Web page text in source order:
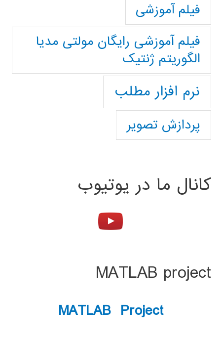
فیلم آموزشی
فیلم آموزشی رایگان مولتی مدیا
الگوریتم ژنتیک
نرم افزار مطلب
پردازش تصویر
کانال ما در یوتیوب
MATLAB project
MATLAB Project